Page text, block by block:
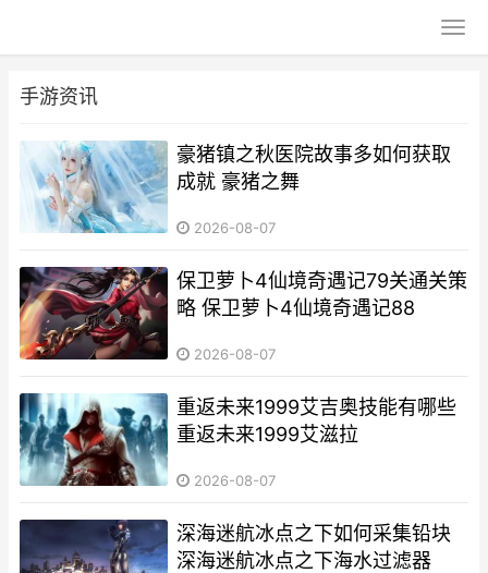
手游资讯
豪猪镇之秋医院故事多如何获取
成就 豪猪之舞
2026-08-07
保卫萝卜4仙境奇遇记79关通关策
略 保卫萝卜4仙境奇遇记88
2026-08-07
重返未来1999艾吉奥技能有哪些
重返未来1999艾滋拉
2026-08-07
深海迷航冰点之下如何采集铅块
深海迷航冰点之下海水过滤器